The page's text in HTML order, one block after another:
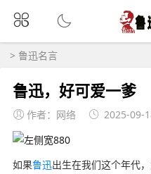
> 鲁迅名言
鲁迅，好可爱一爹
作者：网络 2025-09-
如果鲁迅出生在我们这个年代